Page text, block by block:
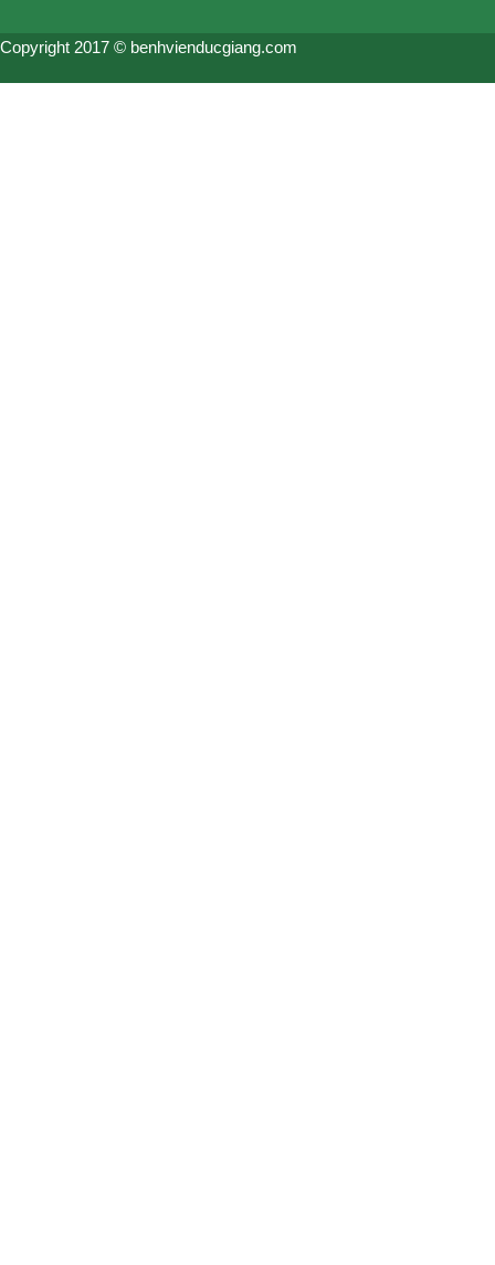
Copyright 2017 © benhvienducgiang.com